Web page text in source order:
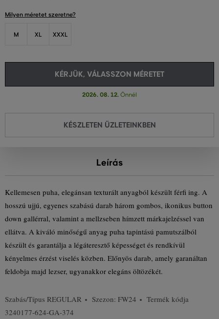
Milyen méretet szeretne?
M XL XXXL
KÉRJÜK, VÁLASSZON MÉRETET
2026. 08. 12. Önnél
KÉSZLETEN ÜZLETEINKBEN
Leírás
Kellemesen puha, elegánsan texturált anyagból készült férfi ing. A
hosszú ujjú, egyenes szabású darab három gombos, ikonikus button
down gallérral, valamint a mellzseben hímzett márkajelzéssel van
ellátva. A kiváló minőségű anyag puha tapintású pamutszálból
készült és garantálja a légáteresztő képességet és rendkívül
kényelmes érzést viselés közben. Előnyös darab, amely garanáltan
feldobja majd lezser, ugyanakkor elegáns öltözékét.
Szabás/Típus REGULAR Szezon: FW24
Termék kódja
3240177-624-GA-374